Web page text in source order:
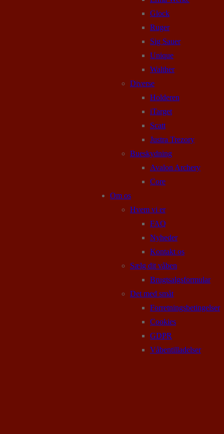
Glock
Ruger
Sig Sauer
Unique
Walther
Diverse
Holderen
iTarget
Scatt
Justra Trezory
Bueskydning
Avalon Archery
Core
Om os
Hvem vi er
FAQ
Nyheder
Kontakt os
Sælg dit våben
Brugtsalgsformular
Det med småt
Forretningsbetingelser
Cookies
GDPR
Våbentilladelser